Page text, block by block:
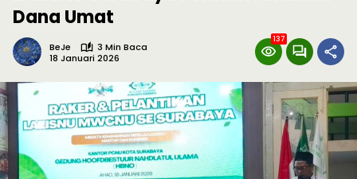
Dana Umat
BeJe
3 Min Baca
18 Januari 2026
137